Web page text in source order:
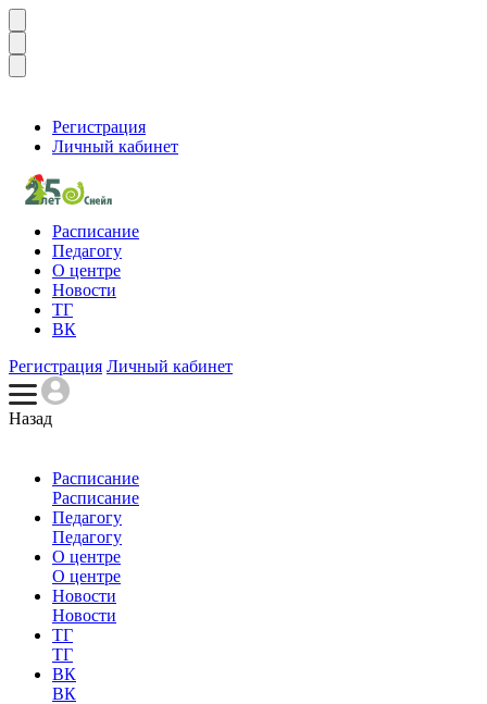
Регистрация
Личный кабинет
Расписание
Педагогу
О центре
Новости
ТГ
ВК
Регистрация Личный кабинет
Назад
Расписание
Расписание
Педагогу
Педагогу
О центре
О центре
Новости
Новости
ТГ
ТГ
ВК
ВК